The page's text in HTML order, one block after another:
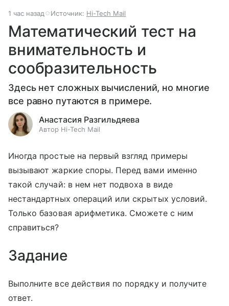
1 час назад Источник: Hi-Tech Mail
Математический тест на
внимательность и
сообразительность
Здесь нет сложных вычислений, но многие
все равно путаются в примере.
Анастасия Разгильдяева
Автор Hi-Tech Mail
Иногда простые на первый взгляд примеры
вызывают жаркие споры. Перед вами именно
такой случай: в нем нет подвоха в виде
нестандартных операций или скрытых условий.
Только базовая арифметика. Сможете с ним
справиться?
Задание
Выполните все действия по порядку и получите
ответ.